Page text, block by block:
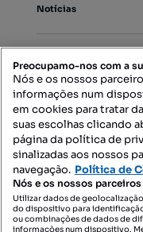
Notícias
Mapa do Site
Contacte-nos
Preocupamo-nos com a
Nós e os nossos
informações num
em cookies para tratar
suas escolhas clicando
página da política de
sinalizadas aos nossos
navegação. Política de
Nós e os nossos
Utilizar dados de
do dispositivo para
ou combinações de dados de
informações num dispositivo.